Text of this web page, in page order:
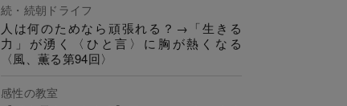
続・続朝ドライフ
人は何のためなら頑張れる？→「生きる
力」が湧く〈ひと言〉に胸が熱くなる
〈風、薫る第94回〉
感性の教室